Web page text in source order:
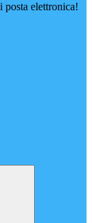
posta elettronica!